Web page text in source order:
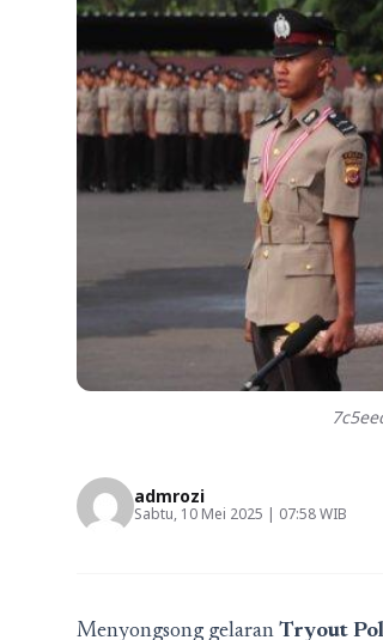
admrozi
Sabtu, 10 Mei 2025 | 07:58 WIB
Menyongsong gelaran Tryout